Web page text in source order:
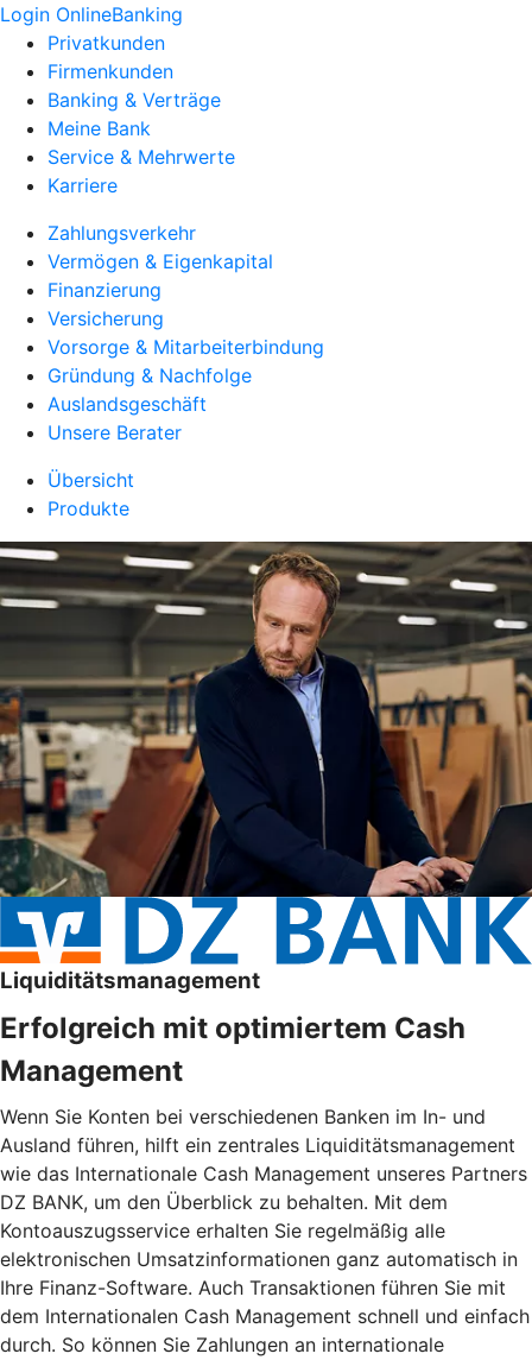
Login OnlineBanking
Privatkunden
Firmenkunden
Banking & Verträge
Meine Bank
Service & Mehrwerte
Karriere
Zahlungsverkehr
Vermögen & Eigenkapital
Finanzierung
Versicherung
Vorsorge & Mitarbeiterbindung
Gründung & Nachfolge
Auslandsgeschäft
Unsere Berater
Übersicht
Produkte
Liquiditätsmanagement
Erfolgreich mit optimiertem Cash
Management
Wenn Sie Konten bei verschiedenen Banken im In- und
Ausland führen, hilft ein zentrales Liquiditätsmanagement
wie das Internationale Cash Management unseres Partners
DZ BANK, um den Überblick zu behalten. Mit dem
Kontoauszugsservice erhalten Sie regelmäßig alle
elektronischen Umsatzinformationen ganz automatisch in
Ihre Finanz-Software. Auch Transaktionen führen Sie mit
dem Internationalen Cash Management schnell und einfach
durch. So können Sie Zahlungen an internationale